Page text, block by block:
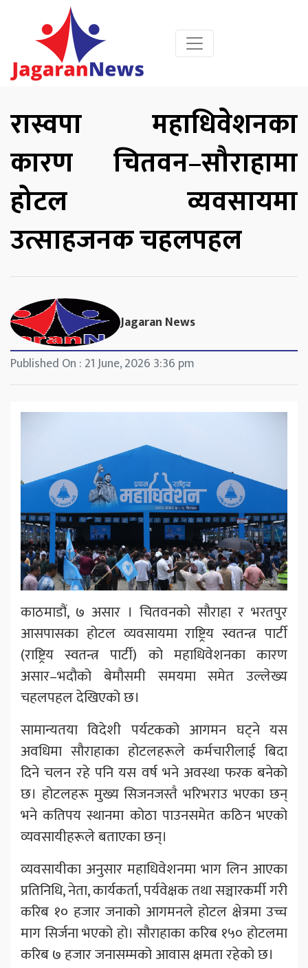
रास्वपा महाधिवेशनका
कारण चितवन–सौराहामा
होटल व्यवसायमा
उत्साहजनक चहलपहल
Jagaran News
Published On : 21 June, 2026 3:36 pm
काठमाडौं, ७ असार । चितवनको सौराहा र भरतपुर
आसपासका होटल व्यवसायमा राष्ट्रिय स्वतन्त्र पार्टी
(राष्ट्रिय स्वतन्त्र पार्टी) को महाधिवेशनका कारण
असार–भदौको बेमौसमी समयमा समेत उल्लेख्य
चहलपहल देखिएको छ।
सामान्यतया विदेशी पर्यटकको आगमन घट्ने यस
अवधिमा सौराहाका होटलहरूले कर्मचारीलाई बिदा
दिने चलन रहे पनि यस वर्ष भने अवस्था फरक बनेको
छ। होटलहरू मुख्य सिजनजस्तै भरिभराउ भएका छन्
भने कतिपय स्थानमा कोठा पाउनसमेत कठिन भएको
व्यवसायीहरूले बताएका छन्।
व्यवसायीका अनुसार महाधिवेशनमा भाग लिन आएका
प्रतिनिधि, नेता, कार्यकर्ता, पर्यवेक्षक तथा सञ्चारकर्मी गरी
करिब १० हजार जनाको आगमनले होटल क्षेत्रमा उच्च
माग सिर्जना भएको हो। सौराहाका करिब १५० होटलमा
करिब ७ हजार जनासम्मको आवास क्षमता रहेको छ।